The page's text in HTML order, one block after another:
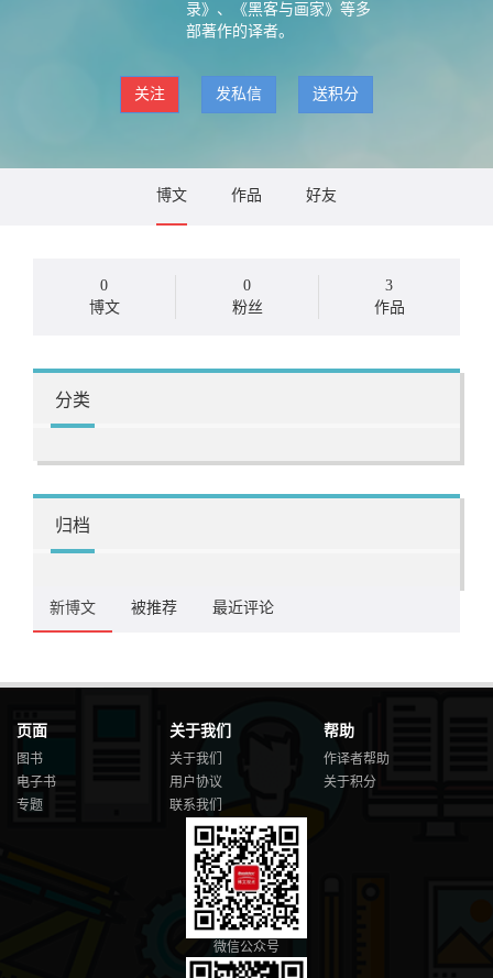
录》、《黑客与画家》等多
部著作的译者。
关注 发私信 送积分
博文 作品 好友
0
博文
0
粉丝
3
作品
分类
归档
新博文 被推荐 最近评论
页面
图书
电子书
专题
关于我们
关于我们
用户协议
联系我们
帮助
作译者帮助
关于积分
微信公众号